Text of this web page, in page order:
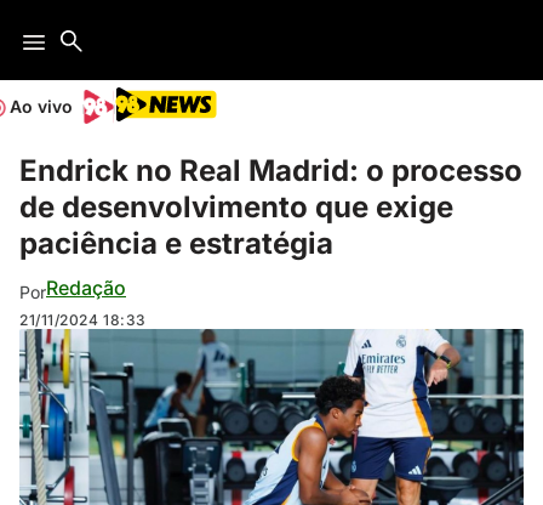
Ao vivo
Endrick no Real Madrid: o processo
de desenvolvimento que exige
paciência e estratégia
PorRedação
21/11/2024 18:33